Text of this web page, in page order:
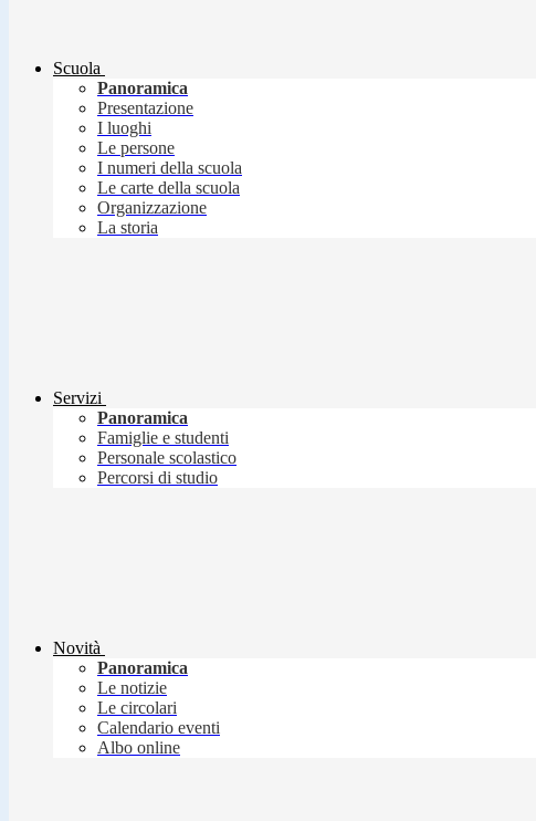
Scuola
Panoramica
Presentazione
I luoghi
Le persone
I numeri della scuola
Le carte della scuola
Organizzazione
La storia
Servizi
Panoramica
Famiglie e studenti
Personale scolastico
Percorsi di studio
Novità
Panoramica
Le notizie
Le circolari
Calendario eventi
Albo online